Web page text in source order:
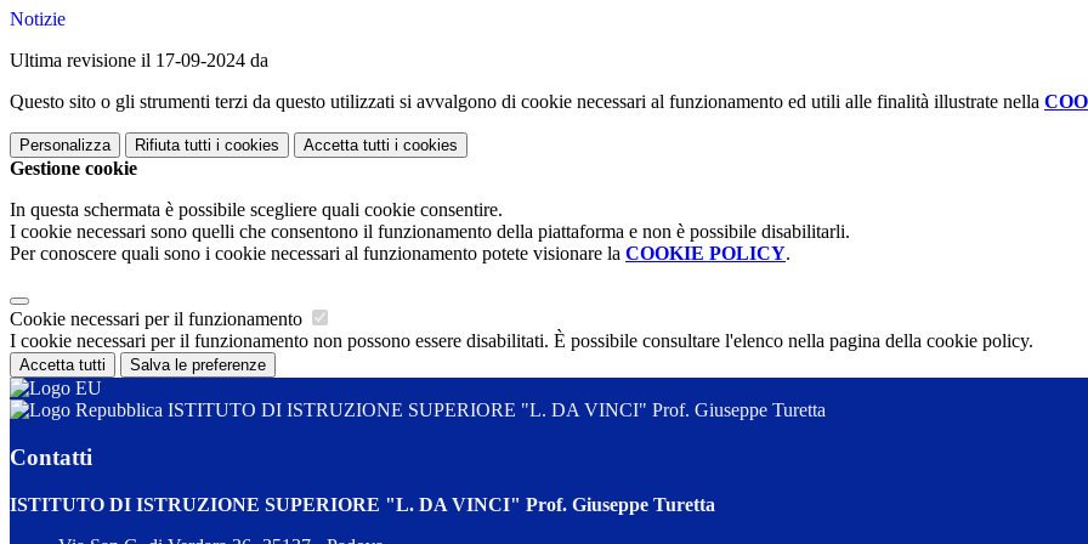
Notizie
Ultima revisione il 17-09-2024 da
Questo sito o gli strumenti terzi da questo utilizzati si avvalgono di cookie necessari al funzionamento ed utili alle finalità illustrate nella
Personalizza Rifiuta tutti i cookies Accetta tutti i cookies
Gestione cookie
In questa schermata è possibile scegliere quali cookie consentire.
I cookie necessari sono quelli che consentono il funzionamento della piattaforma e non è possibile disabilitarli.
Per conoscere quali sono i cookie necessari al funzionamento potete visionare la COOKIE POLICY.
Cookie necessari per il funzionamento
I cookie necessari per il funzionamento non possono essere disabilitati. È possibile consultare l'elenco nella pagina della cookie policy.
Accetta tutti Salva le preferenze
ISTITUTO DI ISTRUZIONE SUPERIORE "L. DA VINCI" Prof. Giuseppe Turetta
Contatti
ISTITUTO DI ISTRUZIONE SUPERIORE "L. DA VINCI" Prof. Giuseppe Turetta